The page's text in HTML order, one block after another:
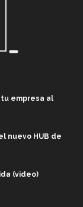
empresa al
nuevo HUB de
(video)